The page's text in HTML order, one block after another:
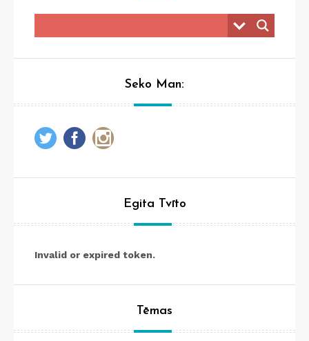
Seko Man:
Egita Tvīto
Invalid or expired token.
Tēmas